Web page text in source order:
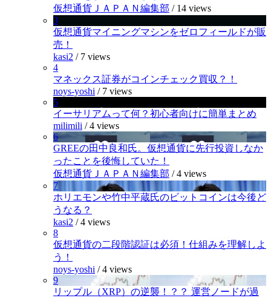
仮想通貨ＪＡＰＡＮ編集部 / 14 views
3
仮想通貨マイニングマシンをゼロフィールドが販
売！
kasi2 / 7 views
4
マネックス証券がコインチェック買収？！
noys-yoshi / 7 views
5
イーサリアムって何？初心者向けに簡単まとめ
milimili /4 views
6
GREEの田中良和氏。仮想通貨に先行投資しなか
ったことを後悔していた！
仮想通貨ＪＡＰＡＮ編集部 /4 views
7
ホリエモンや竹中平蔵氏のビットコインは今後ど
うなる？
kasi2 /4 views
8
仮想通貨の二段階認証は必須！仕組みを理解しよ
う！
noys-yoshi /4 views
9
リップル（XRP）の逆襲！？？ 運営ノードが過